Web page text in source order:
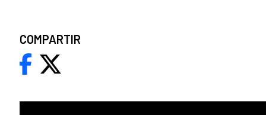
COMPARTIR